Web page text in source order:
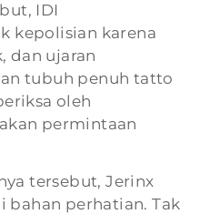
IDI
kepolisian karena
dan ujaran
tubuh penuh tatto
oleh
permintaan
tersebut, Jerinx
bahan perhatian. Tak